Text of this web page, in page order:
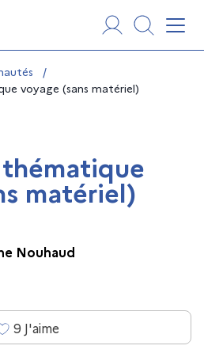
/
voyage (sans matériel)
matériel)
Nouhaud
9 J'aime